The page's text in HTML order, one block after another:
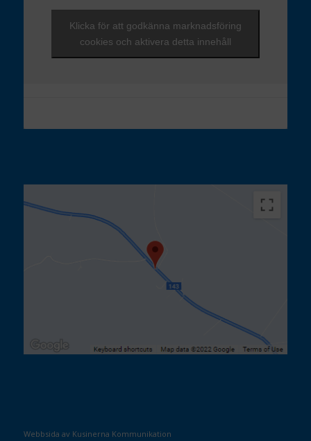
Klicka för att godkänna marknadsföring
cookies och aktivera detta innehåll
Webbsida av Kusinerna Kommunikation